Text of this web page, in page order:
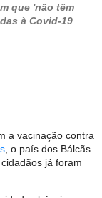
que 'não têm
à Covid-19
a vacinação contra
, o país dos Bálcãs
já foram